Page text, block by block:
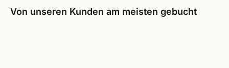
Von unseren Kunden am meisten gebucht